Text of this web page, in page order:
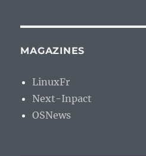
MAGAZINES
LinuxFr
Next-Inpact
OSNews